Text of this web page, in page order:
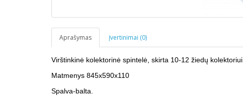
Aprašymas Įvertinimai (0)
Virštinkinė kolektorinė spintelė, skirta 10-12 žiedų kolektoriui.
Matmenys 845x590x110
Spalva-balta.